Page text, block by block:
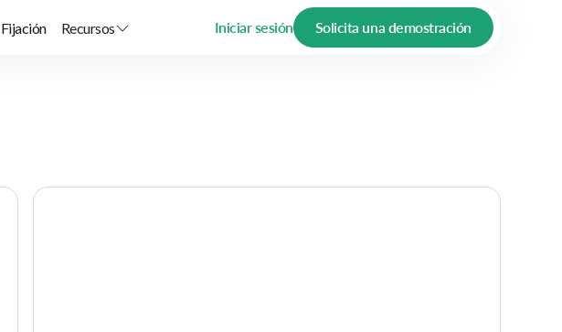
Fijación Recursos Iniciar sesión Solicita una demostración